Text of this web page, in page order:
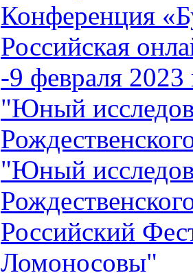
Конференция
Российская
-9 февраля 2023
"Юный
"Юный
Российский
Ломоносовы"